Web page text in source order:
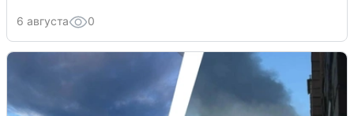
6 августа 0